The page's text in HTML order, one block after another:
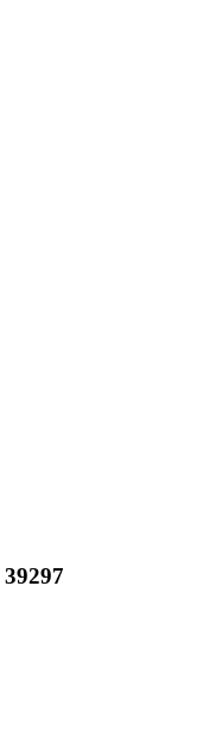
39297